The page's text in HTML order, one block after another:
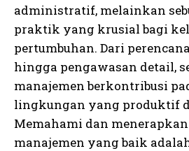
administratif, melainkan
praktik yang krusial bagi
pertumbuhan. Dari
hingga pengawasan detail,
manajemen berkontribusi
lingkungan yang produktif
Memahami dan
manajemen yang baik